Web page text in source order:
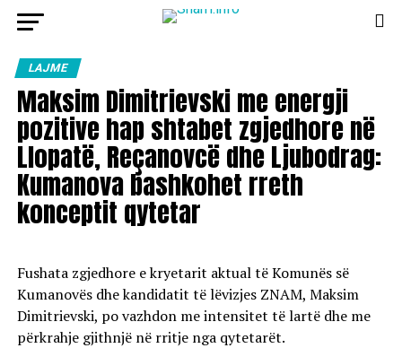
LAJME
Maksim Dimitrievski me energji
pozitive hap shtabet zgjedhore në
Llopatë, Reçanovcë dhe Ljubodrag:
Kumanova bashkohet rreth
konceptit qytetar
Fushata zgjedhore e kryetarit aktual të Komunës së
Kumanovës dhe kandidatit të lëvizjes ZNAM, Maksim
Dimitrievski, po vazhdon me intensitet të lartë dhe me
përkrahje gjithnjë në rritje nga qytetarët.